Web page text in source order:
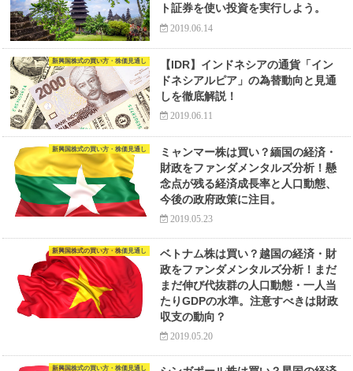
ト証券を使い投資を実行しよう。
2019.06.14
新興国株式の買い方・株価見通し
【IDR】インドネシアの通貨「イン
ドネシアルピア」の為替動向と見通
しを徹底解説！
2019.06.11
新興国株式の買い方・株価見通し
ミャンマー株は買い？緬国の経済・
財政をファンダメンタルズ分析！懸
念点が残る経済成長率と人口動態、
今後の政府政策に注目。
2019.05.23
新興国株式の買い方・株価見通し
ベトナム株は買い？越国の経済・財
政をファンダメンタルズ分析！まだ
まだ伸び代抜群の人口動態・一人当
たりGDPの水準。注意すべきは財政
収支の動向？
2019.05.20
新興国株式の買い方・株価見通し